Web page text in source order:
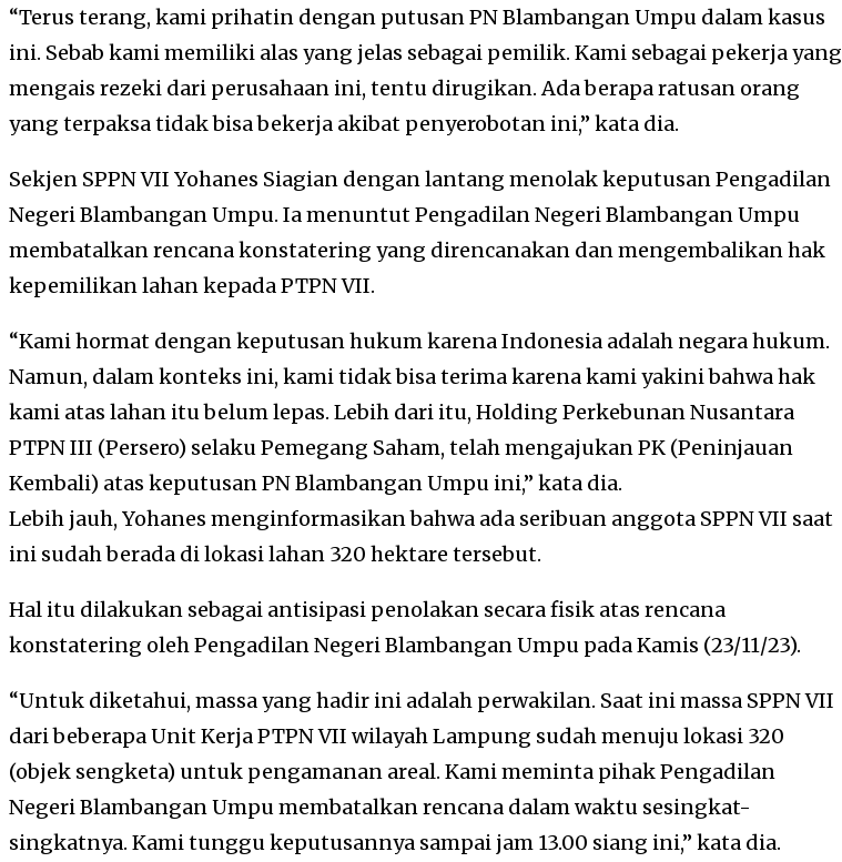
“Terus terang, kami prihatin dengan putusan PN Blambangan Umpu dalam kasus
ini. Sebab kami memiliki alas yang jelas sebagai pemilik. Kami sebagai pekerja yang
mengais rezeki dari perusahaan ini, tentu dirugikan. Ada berapa ratusan orang
yang terpaksa tidak bisa bekerja akibat penyerobotan ini,” kata dia.
Sekjen SPPN VII Yohanes Siagian dengan lantang menolak keputusan Pengadilan
Negeri Blambangan Umpu. Ia menuntut Pengadilan Negeri Blambangan Umpu
membatalkan rencana konstatering yang direncanakan dan mengembalikan hak
kepemilikan lahan kepada PTPN VII.
“Kami hormat dengan keputusan hukum karena Indonesia adalah negara hukum.
Namun, dalam konteks ini, kami tidak bisa terima karena kami yakini bahwa hak
kami atas lahan itu belum lepas. Lebih dari itu, Holding Perkebunan Nusantara
PTPN III (Persero) selaku Pemegang Saham, telah mengajukan PK (Peninjauan
Kembali) atas keputusan PN Blambangan Umpu ini,” kata dia.
Lebih jauh, Yohanes menginformasikan bahwa ada seribuan anggota SPPN VII saat
ini sudah berada di lokasi lahan 320 hektare tersebut.
Hal itu dilakukan sebagai antisipasi penolakan secara fisik atas rencana
konstatering oleh Pengadilan Negeri Blambangan Umpu pada Kamis (23/11/23).
“Untuk diketahui, massa yang hadir ini adalah perwakilan. Saat ini massa SPPN VII
dari beberapa Unit Kerja PTPN VII wilayah Lampung sudah menuju lokasi 320
(objek sengketa) untuk pengamanan areal. Kami meminta pihak Pengadilan
Negeri Blambangan Umpu membatalkan rencana dalam waktu sesingkat-
singkatnya. Kami tunggu keputusannya sampai jam 13.00 siang ini,” kata dia.